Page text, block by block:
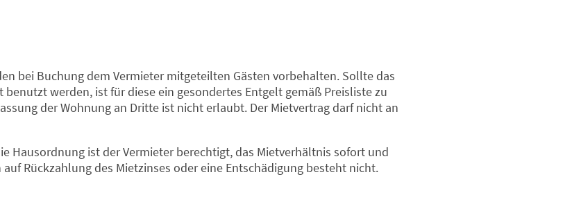
bei Buchung dem Vermieter mitgeteilten Gästen vorbehalten. Sollte das
werden, ist für diese ein gesondertes Entgelt gemäß Preisliste zu
der Wohnung an Dritte ist nicht erlaubt. Der Mietvertrag darf nicht an
Hausordnung ist der Vermieter berechtigt, das Mietverhältnis sofort und
Rückzahlung des Mietzinses oder eine Entschädigung besteht nicht.